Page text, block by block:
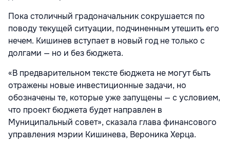
Пока столичный градоначальник сокрушается по
поводу текущей ситуации, подчиненным утешить его
нечем. Кишинев вступает в новый год не только с
долгами — но и без бюджета.
«В предварительном тексте бюджета не могут быть
отражены новые инвестиционные задачи, но
обозначены те, которые уже запущены — с условием,
что проект бюджета будет направлен в
Муниципальный совет», сказала глава финансового
управления мэрии Кишинева, Вероника Херца.